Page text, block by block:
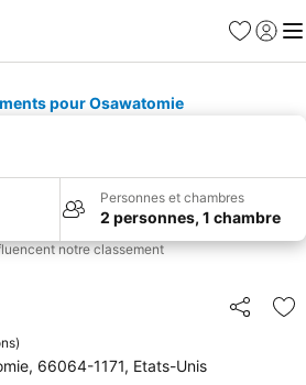
Favoris
Se
pour Osawatomie
Personnes et chambres
2 personnes, 1 chambre
notre classement
Partager
)
66064-1171, Etats-Unis